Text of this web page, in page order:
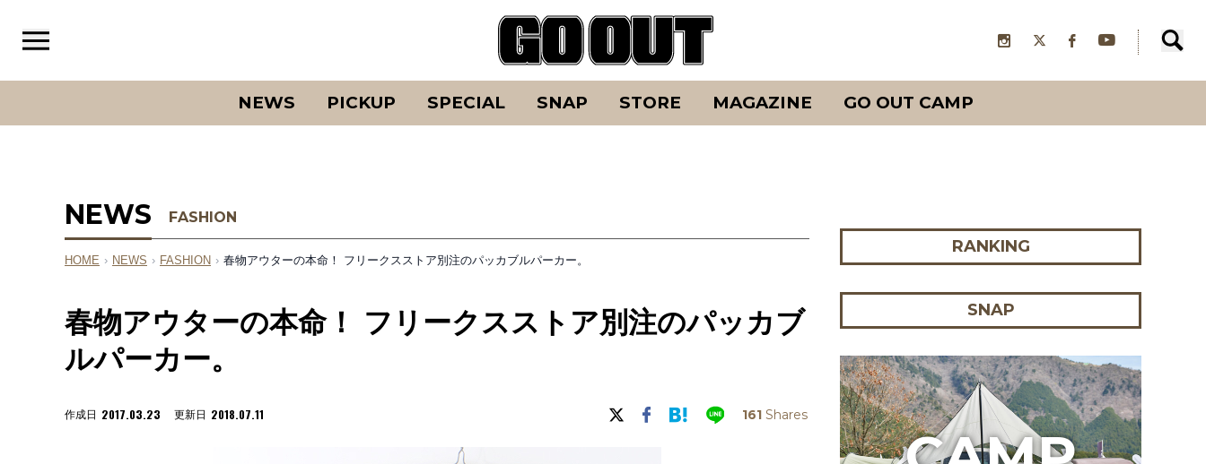
NEWS PICKUP SPECIAL SNAP STORE MAGAZINE GO OUT CAMP
NEWS FASHION
HOME › NEWS › FASHION › 春物アウターの本命！ フリークスストア別注のパッカブルパーカー。
春物アウターの本命！ フリークスストア別注のパッカブ
ルパーカー。
作成日 2017.03.23 更新日 2018.07.11 161 Shares
RANKING
SNAP